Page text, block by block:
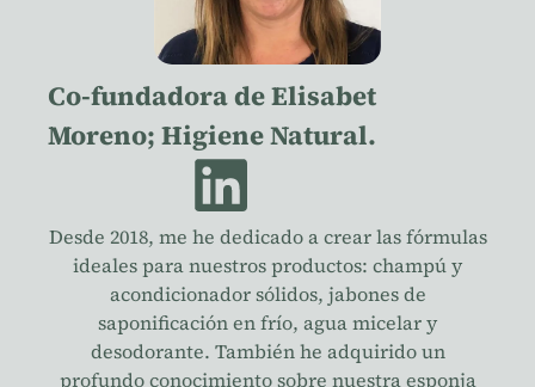
Co-fundadora de Elisabet
Moreno; Higiene Natural.
Desde 2018, me he dedicado a crear las fórmulas
ideales para nuestros productos: champú y
acondicionador sólidos, jabones de
saponificación en frío, agua micelar y
desodorante. También he adquirido un
profundo conocimiento sobre nuestra esponja